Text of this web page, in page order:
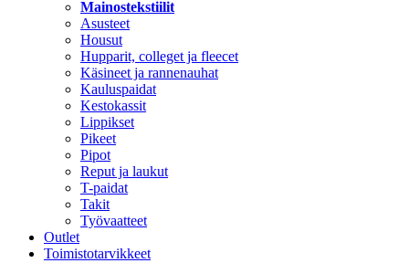
Mainostekstiilit
Asusteet
Housut
Hupparit, colleget ja fleecet
Käsineet ja rannenauhat
Kauluspaidat
Kestokassit
Lippikset
Pikeet
Pipot
Reput ja laukut
T-paidat
Takit
Työvaatteet
Outlet
Toimistotarvikkeet